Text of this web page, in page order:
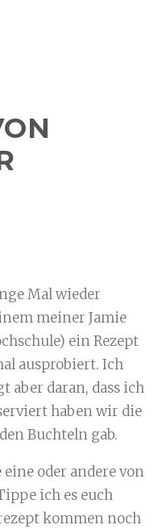
Mal wieder
meiner Jamie
ein Rezept
ausprobiert. Ich
aber daran, dass ich
haben wir die
Buchteln gab.
oder andere von
ich es euch
kommen noch